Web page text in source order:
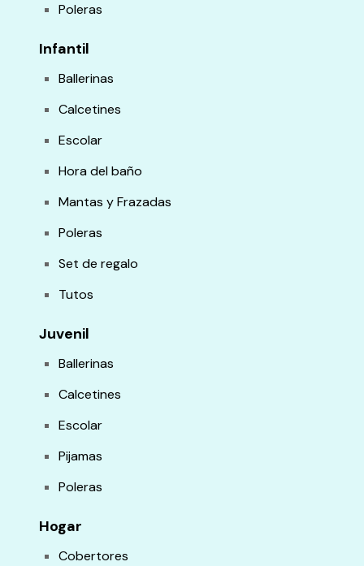
Poleras
Infantil
Ballerinas
Calcetines
Escolar
Hora del baño
Mantas y Frazadas
Poleras
Set de regalo
Tutos
Juvenil
Ballerinas
Calcetines
Escolar
Pijamas
Poleras
Hogar
Cobertores